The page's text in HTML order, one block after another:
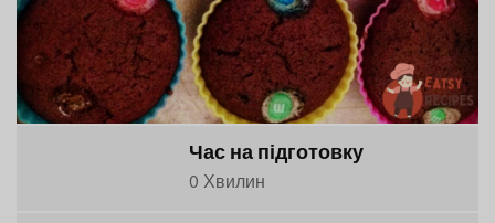
Час на підготовку
0 Хвилин